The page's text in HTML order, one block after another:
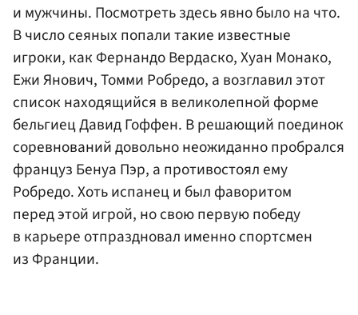
и мужчины. Посмотреть здесь явно было на что.
В число сеяных попали такие известные
игроки, как Фернандо Вердаско, Хуан Монако,
Ежи Янович, Томми Робредо, а возглавил этот
список находящийся в великолепной форме
бельгиецДавид Гоффен. В решающий поединок
соревнований довольно неожиданно пробрался
француз Бенуа Пэр, а противостоял ему
Робредо. Хоть испанец и был фаворитом
перед этой игрой, но свою первую победу
в карьере отпраздновал именно спортсмен
из Франции.